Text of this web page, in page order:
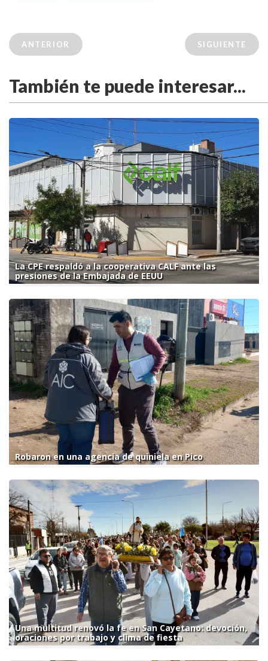
ANTERIOR SIGUIENTE
También te puede interesar...
La CPE respaldó a la cooperativa CALF ante las
presiones de la Embajada de EEUU
Robaron en una agencia de quiniela en Pico
Una multitud renovó la fe en San Cayetano: devoción,
oraciones por trabajo y clima de fiesta